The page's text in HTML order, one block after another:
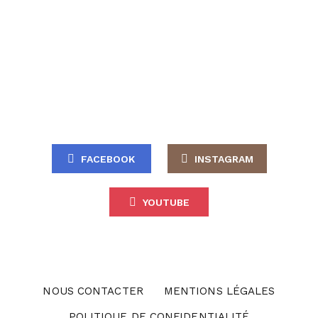
FACEBOOK INSTAGRAM
YOUTUBE
NOUS CONTACTER
MENTIONS LÉGALES